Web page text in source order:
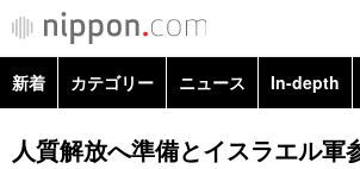
新着 カテゴリー ニュース In-depth
政治・外交
人質解放へ準備とイスラエル軍